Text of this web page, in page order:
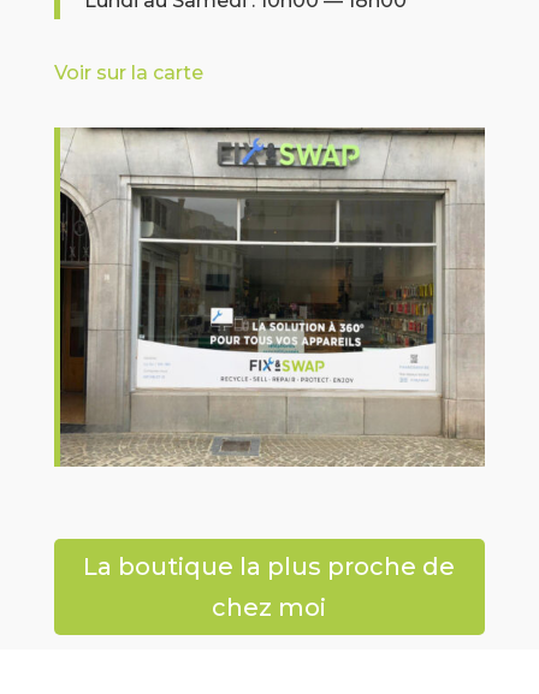
Voir sur la carte
La boutique la plus proche de
chez moi